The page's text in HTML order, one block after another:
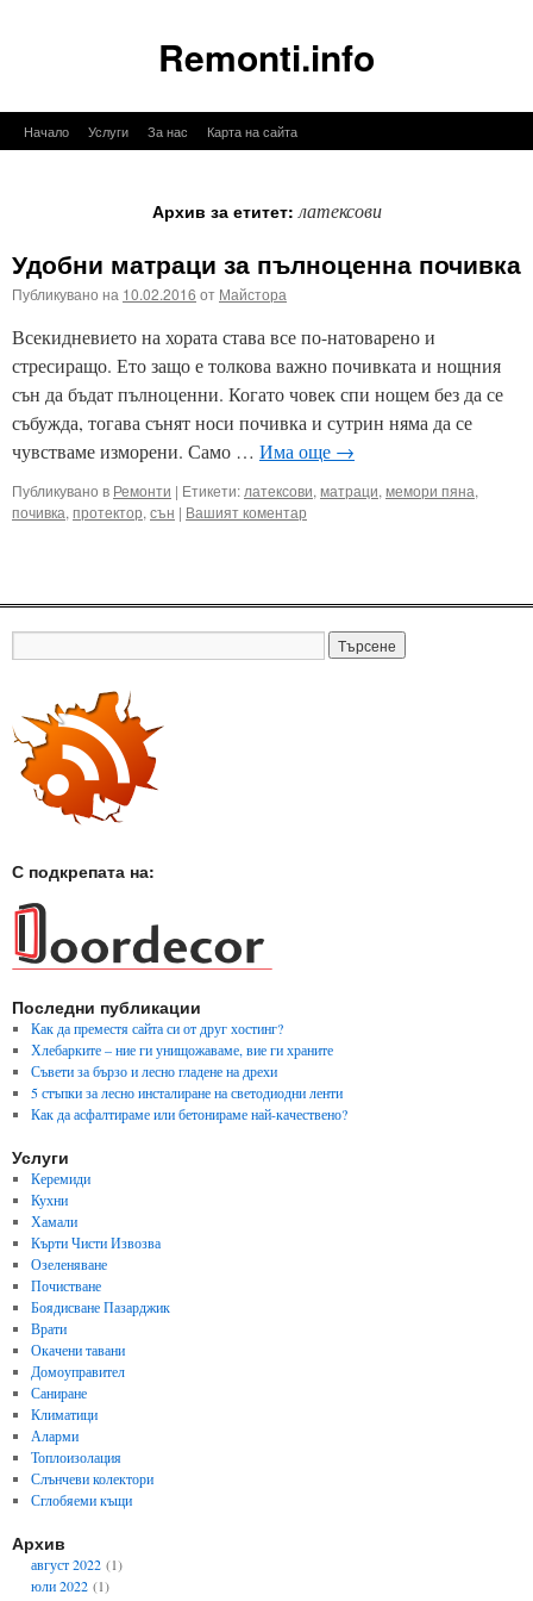
Remonti.info
КъмНачало Услуги За нас Карта на сайта
Архив за етитет:латексови
Удобни матраци за пълноценна почивка
Публикувано на 10.02.2016 от Майстора
Всекидневието на хората става все по-натоварено и
стресиращо. Ето защо е толкова важно почивката и нощния
сън да бъдат пълноценни. Когато човек спи нощем без да се
събужда, тогава сънят носи почивка и сутрин няма да се
чувстваме изморени. Само … Има още →
Публикувано в Ремонти | Етикети: латексови, матраци, мемори пяна,
почивка, протектор, сън | Вашият коментар
С подкрепата на:
Последни публикации
Как да преместя сайта си от друг хостинг?
Хлебарките – ние ги унищожаваме, вие ги храните
Съвети за бързо и лесно гладене на дрехи
5 стъпки за лесно инсталиране на светодиодни ленти
Как да асфалтираме или бетонираме най-качествено?
Услуги
Керемиди
Кухни
Хамали
Кърти Чисти Извозва
Озеленяване
Почистване
Боядисване Пазарджик
Врати
Окачени тавани
Домоуправител
Саниране
Климатици
Аларми
Топлоизолация
Слънчеви колектори
Сглобяеми къщи
Архив
август 2022(1)
юли 2022(1)